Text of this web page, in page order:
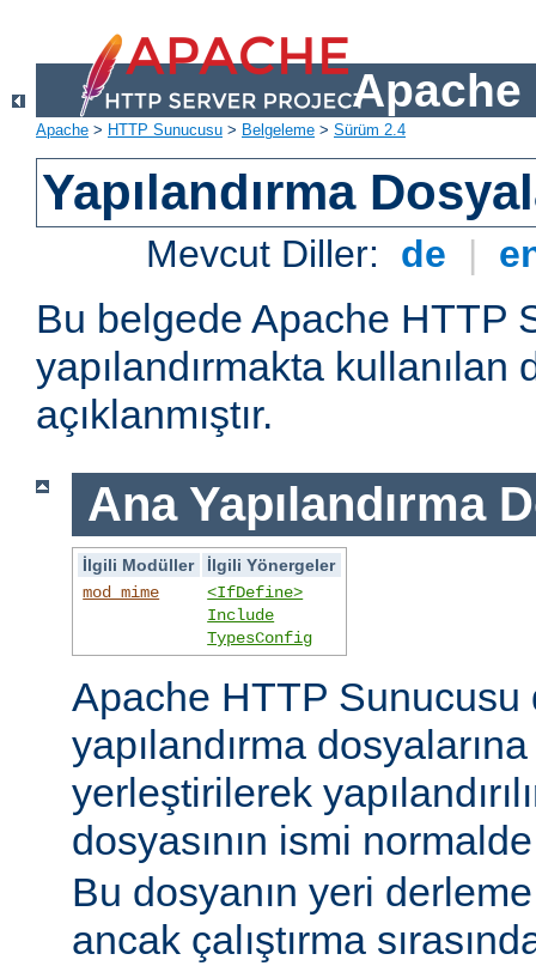
Apache
Apache > HTTP Sunucusu > Belgeleme > Sürüm 2.4
Yapılandırma
Mevcut Diller: de |
Bu belgede Apache HTTP
yapılandırmakta kullanılan
açıklanmıştır.
Ana Yapılandırma
İlgili Modüller
İlgili Yönergeler
mod_mime
<IfDefine>
Include
TypesConfig
Apache HTTP Sunucusu
yapılandırma
yerleştirilerek
dosyasının ismi
Bu dosyanın yeri
ancak çalıştırma